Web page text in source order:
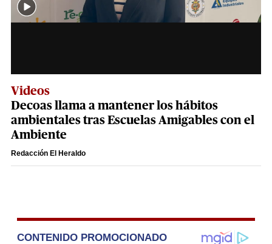
Videos
Decoas llama a mantener los hábitos
ambientales tras Escuelas Amigables con el
Ambiente
Redacción El Heraldo
CONTENIDO PROMOCIONADO